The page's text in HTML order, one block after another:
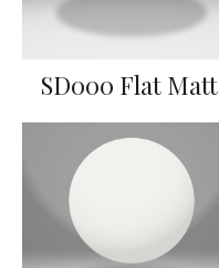
SD000 Flat Matt